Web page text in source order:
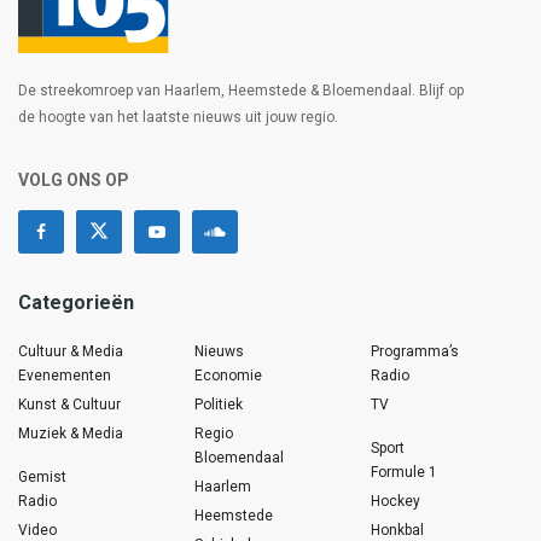
De streekomroep van Haarlem, Heemstede & Bloemendaal. Blijf op
de hoogte van het laatste nieuws uit jouw regio.
VOLG ONS OP
Categorieën
Cultuur & Media
Evenementen
Kunst & Cultuur
Muziek & Media
Gemist
Radio
Video
Nieuws
Economie
Politiek
Regio
Bloemendaal
Haarlem
Heemstede
Programma’s
Radio
TV
Sport
Formule 1
Hockey
Honkbal